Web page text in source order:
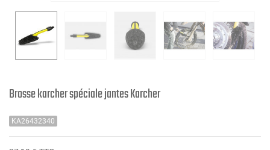
Brosse karcher spéciale jantes Karcher
KA26432340